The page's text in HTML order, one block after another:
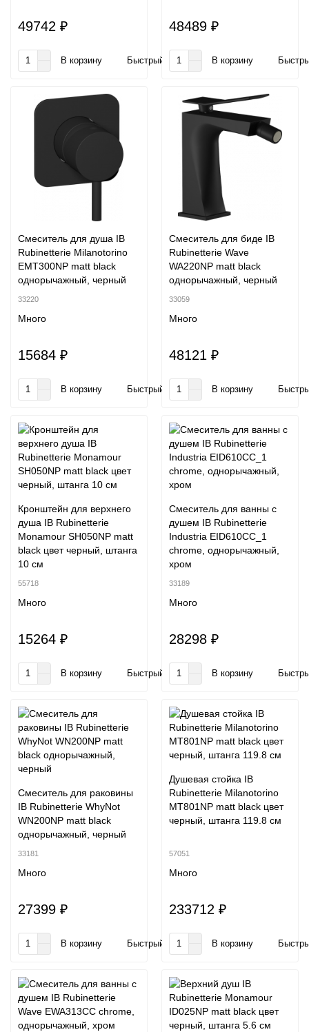
49742 ₽
В корзину Быстрый заказ
48489 ₽
В корзину
Смеситель для душа IB
Rubinetterie Milanotorino
EMT300NP matt black
однорычажный, черный
33220
Много
15684 ₽
В корзину Быстрый заказ
Смеситель для биде IB
Rubinetterie Wave
WA220NP matt black
однорычажный, черный
33059
Много
48121 ₽
В корзину
Кронштейн для верхнего
душа IB Rubinetterie
Monamour SH050NP matt
black цвет черный, штанга
10 см
55718
Много
15264 ₽
В корзину Быстрый заказ
Смеситель для ванны с
душем IB Rubinetterie
Industria EID610CC_1
chrome, однорычажный,
хром
33189
Много
28298 ₽
В корзину
Смеситель для раковины
IB Rubinetterie WhyNot
WN200NP matt black
однорычажный, черный
33181
Много
27399 ₽
В корзину Быстрый заказ
Душевая стойка IB
Rubinetterie Milanotorino
MT801NP matt black цвет
черный, штанга 119.8 см
57051
Много
233712 ₽
В корзину